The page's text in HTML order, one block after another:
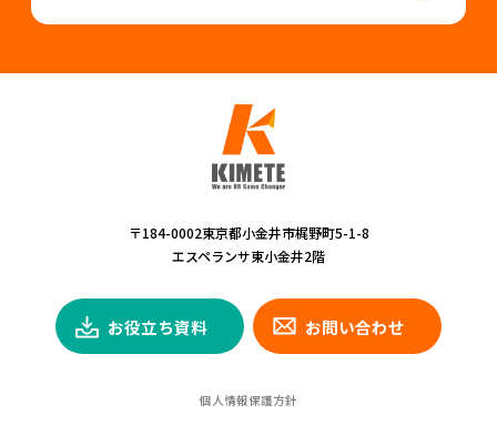
〒184-0002東京都小金井市梶野町5-1-8
エスペランサ東小金井2階
お役立ち資料 お問い合わせ
個人情報保護方針